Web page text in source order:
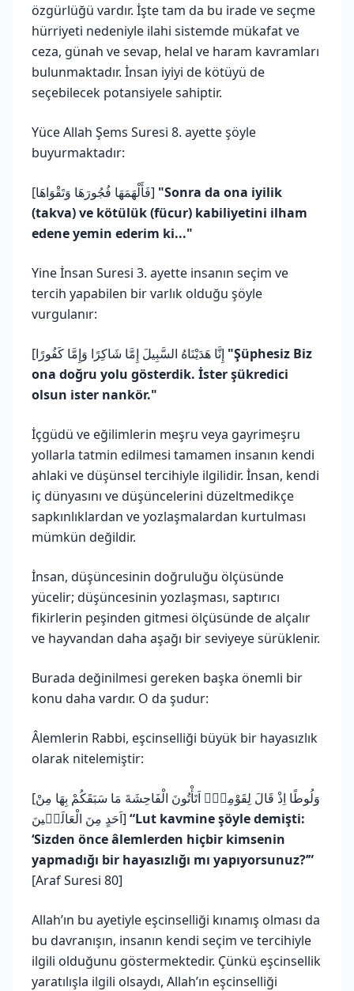
özgürlüğü vardır. İşte tam da bu irade ve seçme
hürriyeti nedeniyle ilahi sistemde mükafat ve
ceza, günah ve sevap, helal ve haram kavramları
bulunmaktadır. İnsan iyiyi de kötüyü de
seçebilecek potansiyele sahiptir.
Yüce Allah Şems Suresi 8. ayette şöyle
buyurmaktadır:
[فَأَلْهَمَهَا فُجُورَهَا وَتَقْوَاهَا] "Sonra da ona iyilik
(takva) ve kötülük (fücur) kabiliyetini ilham
edene yemin ederim ki..."
Yine İnsan Suresi 3. ayette insanın seçim ve
tercih yapabilen bir varlık olduğu şöyle
vurgulanır:
"Şüphesiz Biz
ona doğru yolu gösterdik. İster şükredici
olsun ister nankör."
İçgüdü ve eğilimlerin meşru veya gayrimeşru
yollarla tatmin edilmesi tamamen insanın kendi
ahlaki ve düşünsel tercihiyle ilgilidir. İnsan, kendi
iç dünyasını ve düşüncelerini düzeltmedikçe
sapkınlıklardan ve yozlaşmalardan kurtulması
mümkün değildir.
İnsan, düşüncesinin doğruluğu ölçüsünde
yücelir; düşüncesinin yozlaşması, saptırıcı
fikirlerin peşinden gitmesi ölçüsünde de alçalır
ve hayvandan daha aşağı bir seviyeye sürüklenir.
Burada değinilmesi gereken başka önemli bir
konu daha vardır. O da şudur:
Âlemlerin Rabbi, eşcinselliği büyük bir hayasızlık
olarak nitelemiştir:
[وَلُوطًا اِذْ قَالَ لِقَوْمِه۪ٓ اَتَأْتُونَ الْفَاحِشَةَ مَا سَبَقَكُمْ بِهَا مِنْ
اَحَدٍ مِنَ الْعَالَم۪ينَ] “Lut kavmine şöyle demişti:
‘Sizden önce âlemlerden hiçbir kimsenin
yapmadığı bir hayasızlığı mı yapıyorsunuz?’”
[Araf Suresi 80]
Allah’ın bu ayetiyle eşcinselliği kınamış olması da
bu davranışın, insanın kendi seçim ve tercihiyle
ilgili olduğunu göstermektedir. Çünkü eşcinsellik
yaratılışla ilgili olsaydı, Allah’ın eşcinselliği